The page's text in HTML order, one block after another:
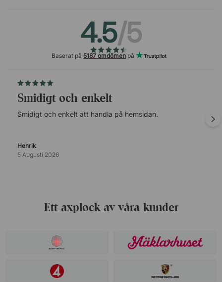
4.5/5
Baserat på 5187 omdömen på
Smidigt och enkelt
Smidigt och enkelt att handla på hemsidan.
Henrik
5 Augusti 2026
Ett axplock av våra kunder